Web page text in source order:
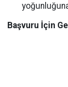
Başvuru İçin